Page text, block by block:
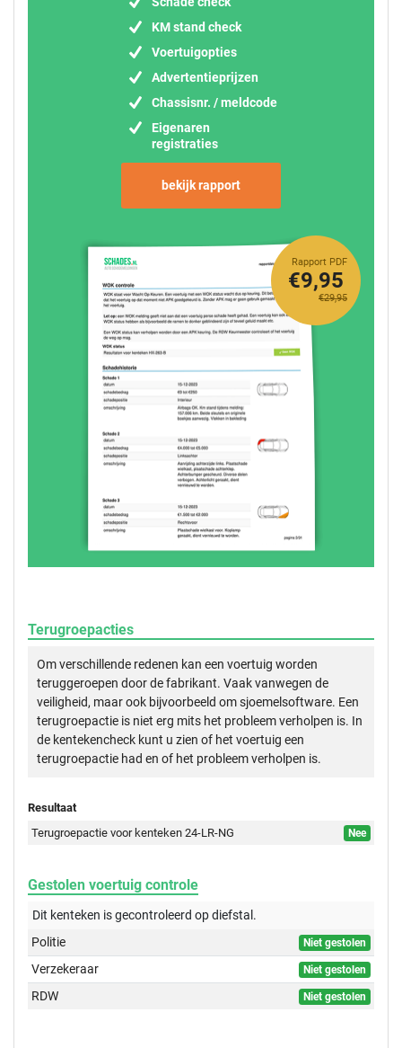
KM stand check
Voertuigopties
Advertentieprijzen
Chassisnr. / meldcode
Eigenaren
registraties
bekijk rapport
Rapport PDF
€29,95
€9,95
Terugroepacties
Om verschillende redenen kan een voertuig worden
teruggeroepen door de fabrikant. Vaak vanwegen de
veiligheid, maar ook bijvoorbeeld om sjoemelsoftware. Een
terugroepactie is niet erg mits het probleem verholpen is. In
de kentekencheck kunt u zien of het voertuig een
terugroepactie had en of het probleem verholpen is.
Resultaat
Terugroepactie voor kenteken 24-LR-NG
Nee
Gestolen voertuig controle
Dit kenteken is gecontroleerd opdiefstal.
Politie
Niet gestolen
Verzekeraar Niet gestolen
RDW Niet gestolen